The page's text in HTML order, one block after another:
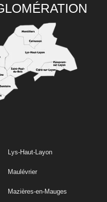
Lys-Haut-Layon
Maulévrier
Mazières-en-Mauges